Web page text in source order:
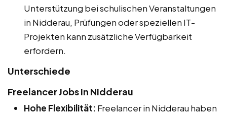
Unterstützung bei schulischen Veranstaltungen
in Nidderau, Prüfungen oder speziellen IT-
Projekten kann zusätzliche Verfügbarkeit
erfordern.
Unterschiede
Freelancer Jobs in Nidderau
Hohe Flexibilität: Freelancer in Nidderau haben